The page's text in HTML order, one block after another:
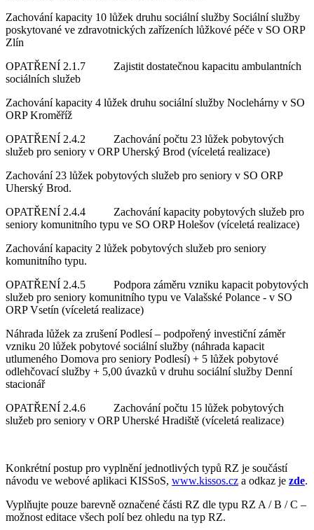
Zachování kapacity 10 lůžek druhu sociální služby Sociální služby
poskytované ve zdravotnických zařízeních lůžkové péče v SO ORP
Zlín
OPATŘENÍ 2.1.7 Zajistit dostatečnou kapacitu ambulantních
sociálních služeb
Zachování kapacity 4 lůžek druhu sociální služby Noclehárny v SO
ORP Kroměříž
OPATŘENÍ 2.4.2 Zachování počtu 23 lůžek pobytových
služeb pro seniory v ORP Uherský Brod (víceletá realizace)
Zachování 23 lůžek pobytových služeb pro seniory v SO ORP
Uherský Brod.
OPATŘENÍ 2.4.4 Zachování kapacity pobytových služeb pro
seniory komunitního typu ve SO ORP Holešov (víceletá realizace)
Zachování kapacity 2 lůžek pobytových služeb pro seniory
komunitního typu.
OPATŘENÍ 2.4.5 Podpora záměru vzniku kapacit pobytových
služeb pro seniory komunitního typu ve Valašské Polance - v SO
ORP Vsetín (víceletá realizace)
Náhrada lůžek za zrušení Podlesí – podpořený investiční záměr
vzniku 20 lůžek pobytové sociální služby (náhrada kapacit
utlumeného Domova pro seniory Podlesí) + 5 lůžek pobytové
odlehčovací služby + 5,00 úvazků v druhu sociální služby Denní
stacionář
OPATŘENÍ 2.4.6 Zachování počtu 15 lůžek pobytových
služeb pro seniory v ORP Uherské Hradiště (víceletá realizace)
Konkrétní postup pro vyplnění jednotlivých typů RZ je součástí
návodu ve webové aplikaci KISSoS, www.kissos.cz a odkaz je zde.
Vyplňujte pouze barevně označené části RZ dle typu RZ A / B / C –
možnost editace všech polí bez ohledu na typ RZ.